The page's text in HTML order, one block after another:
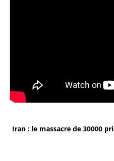
Iran : le massacre de 30000